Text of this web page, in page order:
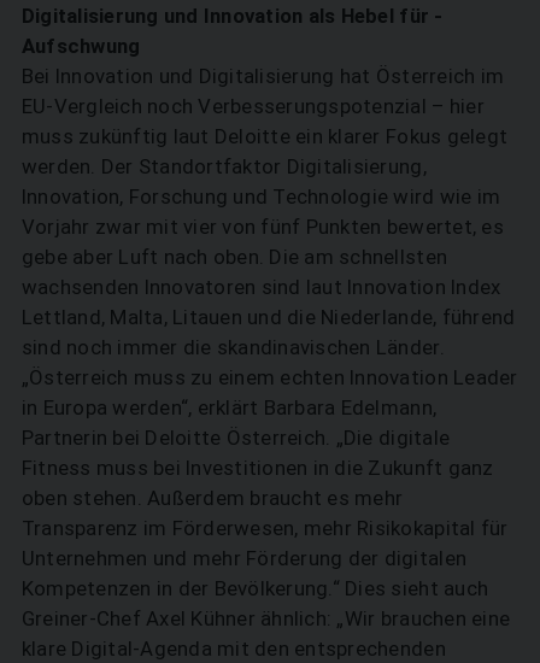
Digitalisierung und Innovation als Hebel für ­
Aufschwung
Bei Innovation und Digitalisierung hat Österreich im
EU-Vergleich noch Verbesserungspotenzial – hier
muss zukünftig laut Deloitte ein klarer Fokus gelegt
werden. Der Standortfaktor Digitalisierung,
Innovation, Forschung und Technologie wird wie im
Vorjahr zwar mit vier von fünf Punkten bewertet, es
gebe aber Luft nach oben. Die am schnellsten
wachsenden Innovatoren sind laut Innovation Index
Lettland, Malta, Litauen und die Niederlande, führend
sind noch immer die skandinavischen Länder.
„Österreich muss zu einem echten Innovation Leader
in Europa werden“, erklärt Barbara Edelmann,
Partnerin bei Deloitte Österreich. „Die digitale
Fitness muss bei Investitionen in die Zukunft ganz
oben stehen. Außerdem braucht es mehr
Transparenz im Förderwesen, mehr Risikokapital für
Unternehmen und mehr Förderung der digitalen
Kompetenzen in der Bevölkerung.“ Dies sieht auch
Greiner-Chef Axel Kühner ähnlich: „Wir brauchen eine
klare Digital-Agenda mit den entsprechenden